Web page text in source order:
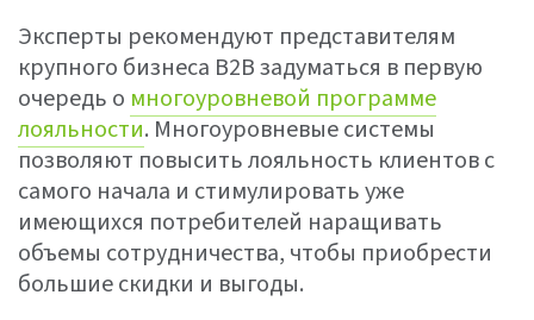
Эксперты рекомендуют представителям
крупного бизнеса B2B задуматься в первую
очередь о многоуровневой программе
лояльности. Многоуровневые системы
позволяют повысить лояльность клиентов с
самого начала и стимулировать уже
имеющихся потребителей наращивать
объемы сотрудничества, чтобы приобрести
большие скидки и выгоды.